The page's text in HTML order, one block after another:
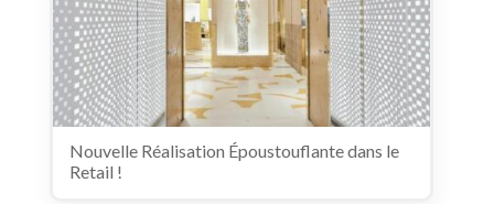
Nouvelle Réalisation Époustouflante dans le
Retail !